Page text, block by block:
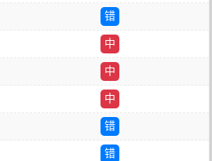
错
中
中
中
错
错